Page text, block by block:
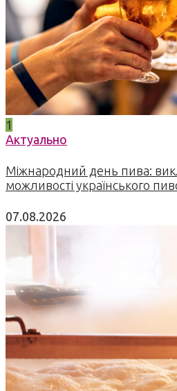
1
Актуально
Міжнародний день пива:
можливості українського
07.08.2026